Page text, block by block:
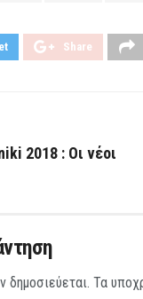
Share
2018 : Οι νέοι
δημοσιεύεται. Τα